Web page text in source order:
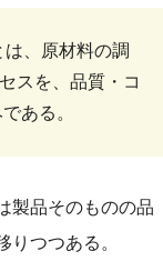
、原材料の調
スを、品質・コ
ある。
製品そのものの品
つつある。